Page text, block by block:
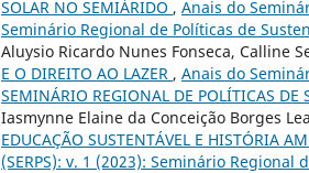
SOLAR NO SEMIÁRIDO , Anais do
Seminário Regional de Políticas de
Aluysio Ricardo Nunes Fonseca, Calline
E O DIREITO AO LAZER , Anais do
SEMINÁRIO REGIONAL DE POLÍTICAS DE
Iasmynne Elaine da Conceição Borges
EDUCAÇÃO SUSTENTÁVEL E HISTÓRIA
(SERPS): v. 1 (2023): Seminário